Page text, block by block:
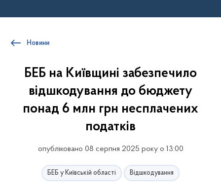
Новини
БЕБ на Київщині забезпечило
відшкодування до бюджету
понад 6 млн грн несплачених
податків
опубліковано 08 серпня 2025 року о 13:00
БЕБ у Київській області Відшкодування